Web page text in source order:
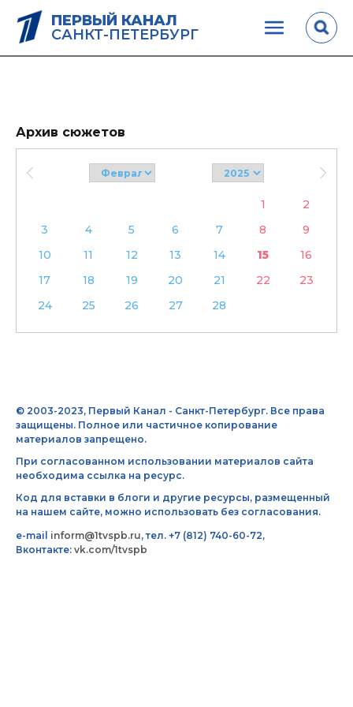
ПЕРВЫЙ КАНАЛ
САНКТ-ПЕТЕРБУРГ
Архив сюжетов
1
2
3
4 5 6 7 8
9
10
11 12 13 14 15
16
17
18 19 20 21 22
23
24
25 26 27 28
© 2003-2023, Первый Канал - Санкт-Петербург. Все права
защищены. Полное или частичное копирование
материалов запрещено.
При согласованном использовании материалов сайта
необходима ссылка на ресурс.
Код для вставки в блоги и другие ресурсы, размещенный
на нашем сайте, можно использовать без согласования.
e-mail inform@1tvspb.ru, тел. +7 (812) 740-60-72,
Вконтакте: vk.com/1tvspb